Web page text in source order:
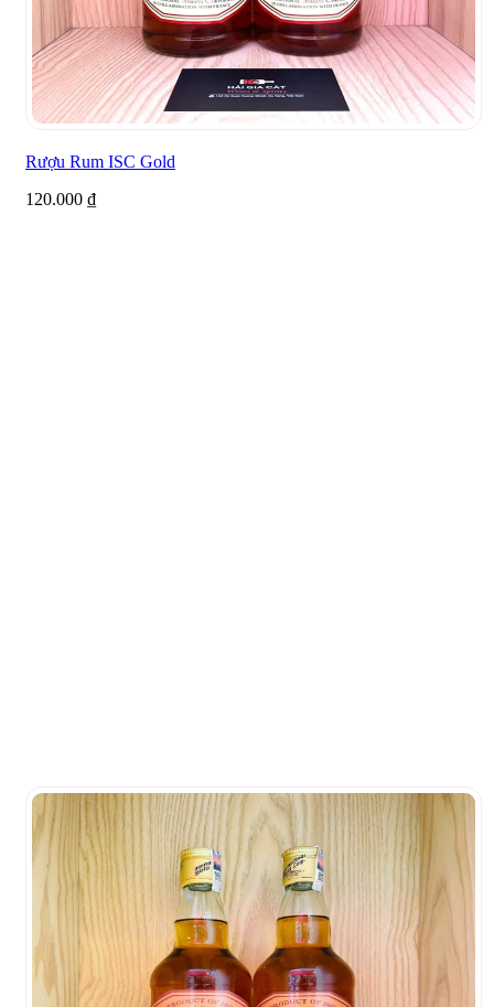
Rượu Rum ISC Gold
120.000 ₫